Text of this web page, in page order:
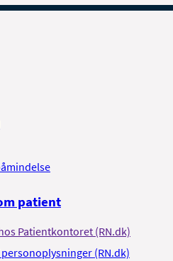
patient
Patientkontoret (RN.dk)
(RN.dk)